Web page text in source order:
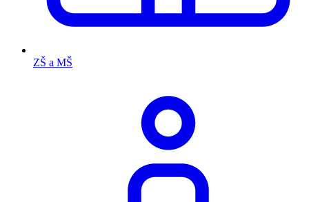
ZŠ a MŠ